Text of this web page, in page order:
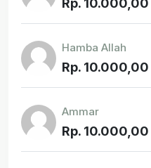
Rp. 10.000,00
Hamba Allah
Rp. 10.000,00
Ammar
Rp. 10.000,00